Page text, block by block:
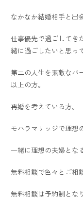
なかなか結婚相手と出
仕事優先で過ごしてき
緒に過ごしたいと思っ
第二の人生を素敵なパ
以上の方。
再婚を考えている方。
モハラマリッジで理想
一緒に理想の夫婦とな
無料相談で色々とご相
無料相談は予約制とな